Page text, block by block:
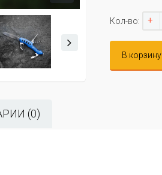
Кол-во: +
В корзину
(0)